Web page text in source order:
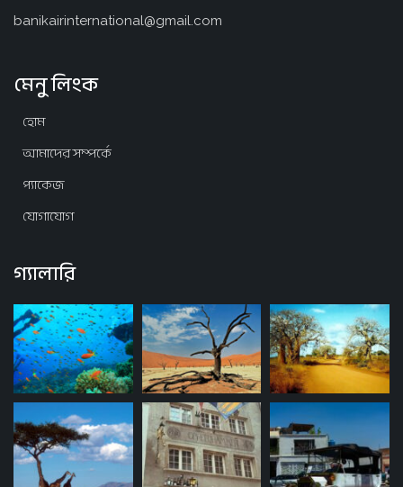
banikairinternational@gmail.com
মেনু লিংক
হোম
আমাদের সম্পর্কে
প্যাকেজ
যোগাযোগ
গ্যালারি